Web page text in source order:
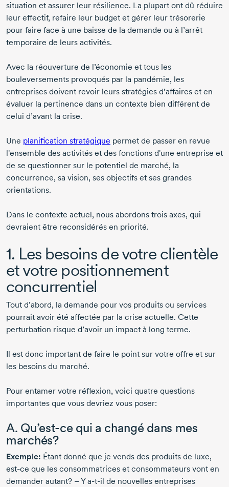
situation et assurer leur résilience. La plupart ont dû réduire
leur effectif, refaire leur budget et gérer leur trésorerie
pour faire face à une baisse de la demande ou à l’arrêt
temporaire de leurs activités.
Avec la réouverture de l’économie et tous les
bouleversements provoqués par la pandémie, les
entreprises doivent revoir leurs stratégies d’affaires et en
évaluer la pertinence dans un contexte bien différent de
celui d’avant la crise.
Une planification stratégique permet de passer en revue
l'ensemble des activités et des fonctions d'une entreprise et
de se questionner sur le potentiel de marché, la
concurrence, sa vision, ses objectifs et ses grandes
orientations.
Dans le contexte actuel, nous abordons trois axes, qui
devraient être reconsidérés en priorité.
1. Les besoins de votre clientèle
et votre positionnement
concurrentiel
Tout d’abord, la demande pour vos produits ou services
pourrait avoir été affectée par la crise actuelle. Cette
perturbation risque d’avoir un impact à long terme.
Il est donc important de faire le point sur votre offre et sur
les besoins du marché.
Pour entamer votre réflexion, voici quatre questions
importantes que vous devriez vous poser:
A. Qu’est-cequi a changé dans mes
marchés?
Exemple: Étant donné que je vends des produits de luxe,
est-ce que les consommatrices et consommateurs vont en
demander autant? – Ya-t-il de nouvelles entreprises